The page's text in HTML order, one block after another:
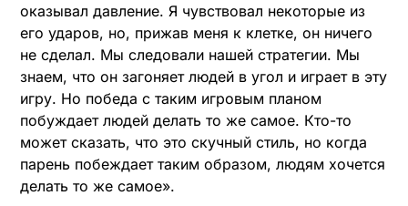
оказывал давление. Я чувствовал некоторые из
его ударов, но, прижав меня к клетке, он ничего
не сделал. Мы следовали нашей стратегии. Мы
знаем, что он загоняет людей в угол и играет в эту
игру. Но победа с таким игровым планом
побуждает людей делать то же самое. Кто-то
может сказать, что это скучный стиль, но когда
парень побеждает таким образом, людям хочется
делать то же самое». ​